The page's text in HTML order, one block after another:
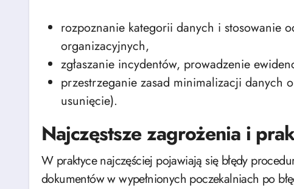
rozpoznanie kategorii danych i stosowanie
organizacyjnych,
zgłaszanie incydentów, prowadzenie
przestrzeganie zasad minimalizacji danych
usunięcie).
Najczęstsze zagrożenia i
W praktyce najczęściej pojawiają się błędy
dokumentów w wypełnionych poczekalniach po